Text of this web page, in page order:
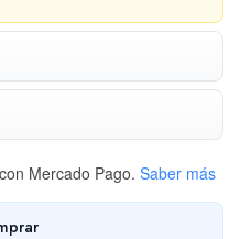
con Mercado Pago. Saber más